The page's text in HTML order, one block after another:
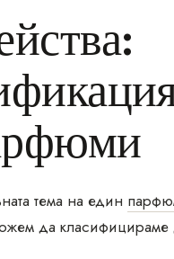
тема на един
да